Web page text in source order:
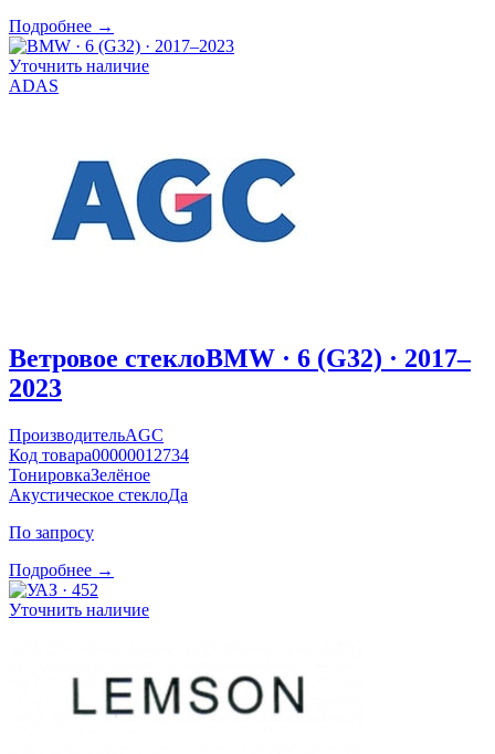
Подробнее →
Уточнить наличие
ADAS
Ветровое стеклоBMW · 6 (G32) · 2017–
2023
ПроизводительAGC
Код товара00000012734
ТонировкаЗелёное
Акустическое стеклоДа
По запросу
Подробнее →
Уточнить наличие